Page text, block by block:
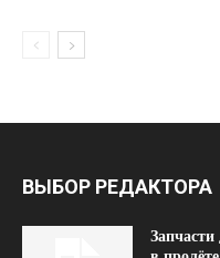
ВЫБОР РЕДАКТОРА
Запчасти